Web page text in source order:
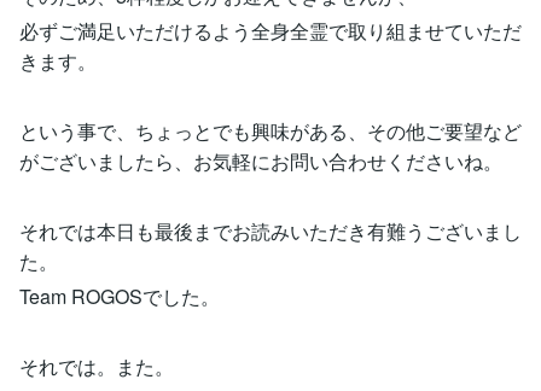
必ずご満足いただけるよう全身全霊で取り組ませていただ
きます。
という事で、ちょっとでも興味がある、その他ご要望など
がございましたら、お気軽にお問い合わせくださいね。
それでは本日も最後までお読みいただき有難うございまし
た。
Team ROGOSでした。
それでは。また。